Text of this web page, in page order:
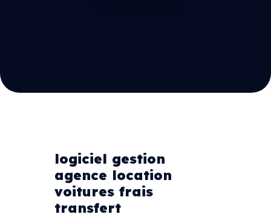
logiciel gestion
agence location
voitures frais
transfert